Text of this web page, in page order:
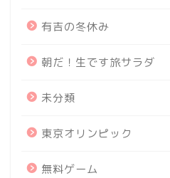
有吉の冬休み
朝だ！生です旅サラダ
未分類
東京オリンピック
無料ゲーム